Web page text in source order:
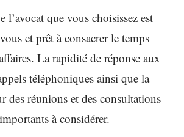
l’avocat que vous choisissez est
et prêt à consacrer le temps
La rapidité de réponse aux
téléphoniques ainsi que la
des réunions et des consultations
à considérer.